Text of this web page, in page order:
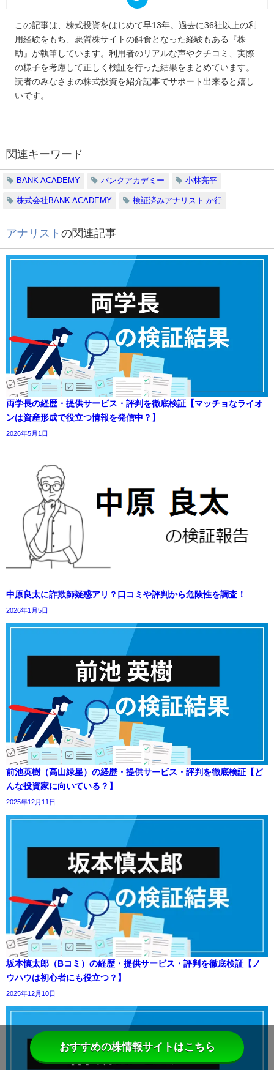
この記事は、株式投資をはじめて早13年。過去に36社以上の利
用経験をもち、悪質株サイトの餌食となった経験もある『株
助』が執筆しています。利用者のリアルな声やクチコミ、実際
の様子を考慮して正しく検証を行った結果をまとめています。
読者のみなさまの株式投資を紹介記事でサポート出来ると嬉し
いです。
関連キーワード
BANK ACADEMY バンクアカデミー 小林亮平
株式会社BANK ACADEMY 検証済みアナリスト か行
アナリスト の関連記事
両学長の経歴・提供サービス・評判を徹底検証【マッチョなライオ
ンは資産形成で役立つ情報を発信中？】
2026年5月1日
中原良太に詐欺師疑惑アリ？口コミや評判から危険性を調査！
2026年1月5日
前池英樹（高山緑星）の経歴・提供サービス・評判を徹底検証【ど
んな投資家に向いている？】
2025年12月11日
坂本慎太郎（Bコミ）の経歴・提供サービス・評判を徹底検証【ノ
ウハウは初心者にも役立つ？】
2025年12月10日
おすすめの株情報サイトはこちら